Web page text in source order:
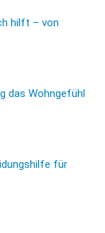
hilft – von
das Wohngefühl
für